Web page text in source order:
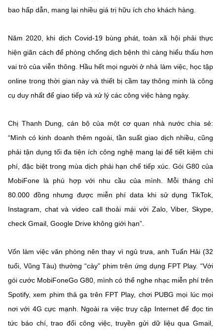
(Ghi rõ nguồn "https://mst.gov.vn" khi phát hành lại thông tin
từ website này)
bao hấp dẫn, mang lại nhiều giá trị hữu ích cho khách hàng.
Năm 2020, khi dịch Covid-19 bùng phát, toàn xã hội phải thực
hiện giãn cách để phòng chống dịch bệnh thì càng hiểu thấu hơn
vai trò của viễn thông. Hầu hết mọi người ở nhà làm việc, học tập
online trong thời gian này và thiết bị cầm tay thông minh là công
cụ duy nhất để giao tiếp và xử lý các công việc hàng ngày.
Chị Thanh Dung, cán bộ của một cơ quan nhà nước chia sẻ:
“Mình có kinh doanh thêm ngoài, tần suất giao dịch nhiều, cũng
phải tận dụng tối đa tiện ích công nghệ mang lại để tiết kiệm chi
phí, đặc biệt trong mùa dịch phải hạn chế tiếp xúc. Gói G80 của
MobiFone là phù hợp với nhu cầu của mình. Mỗi tháng chỉ
80.000 đồng nhưng được miễn phí data khi sử dụng TikTok,
Instagram, chat và video call thoải mái với Zalo, Viber, Skype,
check Gmail, Google Drive không giới hạn”.
Vốn làm việc văn phòng nên thay vì ngủ trưa, anh Tuấn Hải (32
tuổi, Vũng Tàu) thường “cày” phim trên ứng dụng FPT Play. “Với
gói cước MobiFoneGo G80, mình có thể nghe nhạc miễn phí trên
Spotify, xem phim thả ga trên FPT Play, chơi PUBG mọi lúc mọi
nơi với 4G cực mạnh. Ngoài ra việc truy cập Internet để đọc tin
tức báo chí, trao đổi công việc, truyền gửi dữ liệu qua Gmail,